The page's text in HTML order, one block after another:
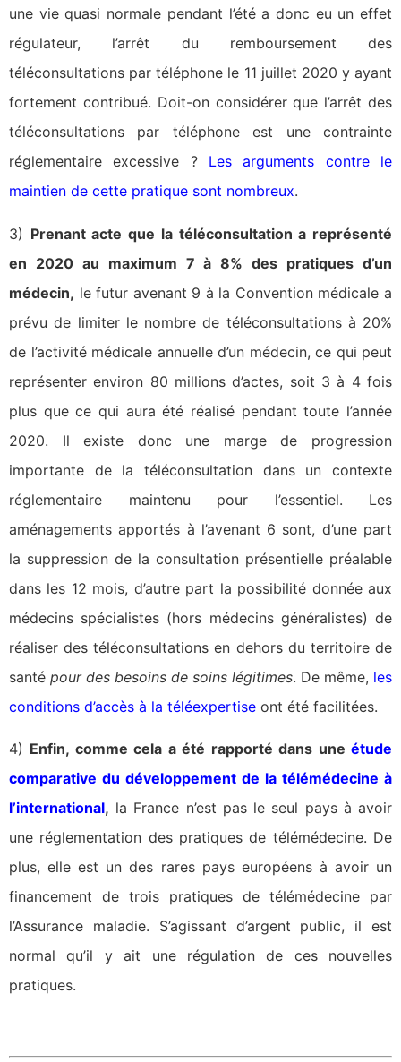
une vie quasi normale pendant l’été a donc eu un effet
régulateur, l’arrêt du remboursement des
téléconsultations par téléphone le 11 juillet 2020 y ayant
fortement contribué. Doit-on considérer que l’arrêt des
téléconsultations par téléphone est une contrainte
réglementaire excessive ? Les arguments contre le
maintien de cette pratique sont nombreux.
3) Prenant acte que la téléconsultation a représenté
en 2020 au maximum 7 à 8% des pratiques d’un
médecin, le futur avenant 9 à la Convention médicale a
prévu de limiter le nombre de téléconsultations à 20%
de l’activité médicale annuelle d’un médecin, ce qui peut
représenter environ 80 millions d’actes, soit 3 à 4 fois
plus que ce qui aura été réalisé pendant toute l’année
2020. Il existe donc une marge de progression
importante de la téléconsultation dans un contexte
réglementaire maintenu pour l’essentiel. Les
aménagements apportés à l’avenant 6 sont, d’une part
la suppression de la consultation présentielle préalable
dans les 12 mois, d’autre part la possibilité donnée aux
médecins spécialistes (hors médecins généralistes) de
réaliser des téléconsultations en dehors du territoire de
santé pour des besoins de soins légitimes. De même, les
conditions d’accès à la téléexpertise ont été facilitées.
4) Enfin, comme cela a été rapporté dans uneétude
comparative du développement de la télémédecine à
l’international, la France n’est pas le seul pays à avoir
une réglementation des pratiques de télémédecine. De
plus, elle est un des rares pays européens à avoir un
financement de trois pratiques de télémédecine par
l’Assurance maladie. S’agissant d’argent public, il est
normal qu’il y ait une régulation de ces nouvelles
pratiques.